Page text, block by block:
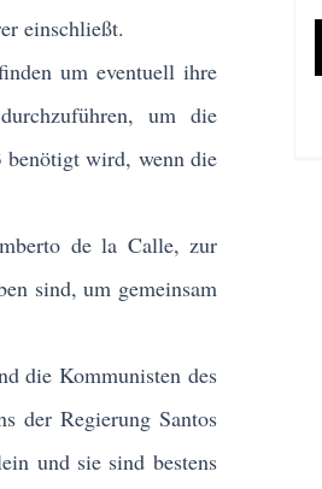
einschließt.
um eventuell ihre
um die
benötigt wird, wenn die
de la Calle, zur
sind, um gemeinsam
die Kommunisten des
der Regierung Santos
und sie sind bestens